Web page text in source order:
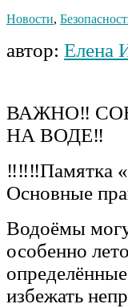
Новости,
автор: Елена
ВАЖНО‼️
НА ВОДЕ‼️
‼️‼️‼️Памятка
Основные
Водоёмы
особенно
избежать